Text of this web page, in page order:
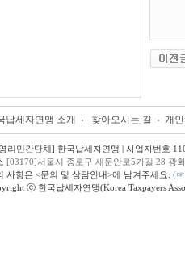
납세자연맹 소개 찾아오시는 길 개
리민간단체] 한국납세자연맹 | 사업자번호
[03170]서울시 종로구 새문안로5가길 28 광
사항은 <문의 및 상담안내>에 남겨주세요.
ⓒ 한국납세자연맹(Korea Taxpayers